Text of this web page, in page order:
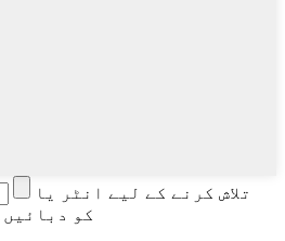
تلاش کرنے کے لیے انٹر یا
بند کرنے کے لیے ESC کو دبائیں۔